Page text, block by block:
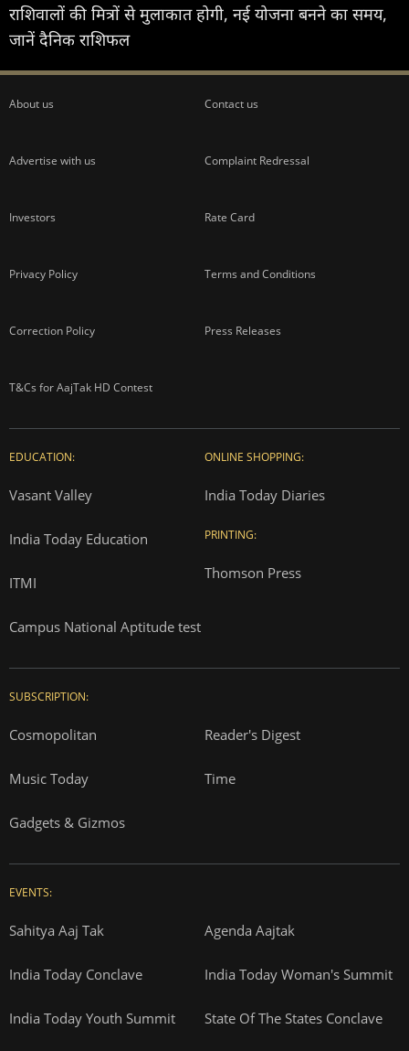
राशिवालों की मित्रों से मुलाकात होगी, नई योजना बनने का समय,
जानें दैनिक राशिफल
About us Contact us
Advertise with us Complaint Redressal
Investors Rate Card
Privacy Policy Terms and Conditions
Correction Policy Press Releases
T&Cs for AajTak HD Contest
EDUCATION:
Vasant Valley
India Today Education
ITMI
Campus National Aptitude test
ONLINE SHOPPING:
India Today Diaries
PRINTING:
Thomson Press
SUBSCRIPTION:
Cosmopolitan Reader's Digest
Music Today Time
Gadgets & Gizmos
EVENTS:
Sahitya Aaj Tak Agenda Aajtak
India Today Conclave India Today Woman's Summit
India Today Youth Summit State Of The States Conclave